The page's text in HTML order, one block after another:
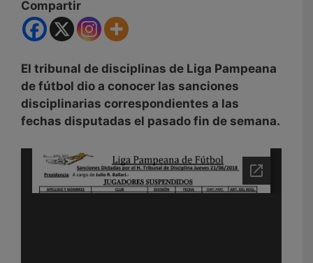
Compartir
El tribunal de disciplinas de Liga Pampeana
de fútbol dio a conocer las sanciones
disciplinarias correspondientes a las
fechas disputadas el pasado fin de semana.